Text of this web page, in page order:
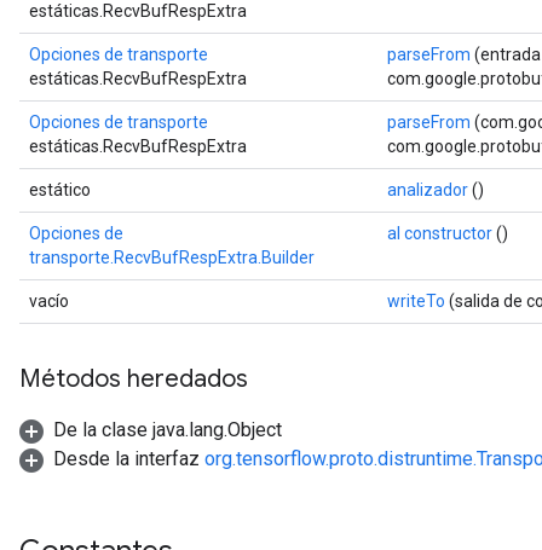
estáticas.RecvBufRespExtra
Opciones de transporte
estáticas.RecvBufRespExtra
parseFrom
Opciones de transporte
estáticas.RecvBufRespExtra
parseFrom
estático analizador()
Opciones de
transporte.RecvBufRespExtra.Builder
al constructor()
vacío writeTo (salida de
Métodos heredados
De la clase java.lang.Object
Desde la interfaz